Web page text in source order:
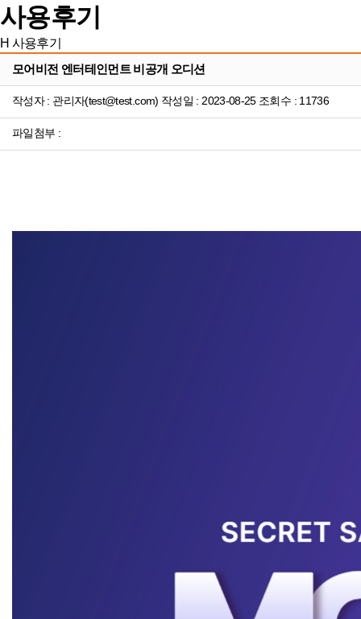
사용후기
H 사용후기
모어비전 엔터테인먼트 비공개 오디션
작성자 : 관리자(test@test.com) 작성일 : 2023-08-25 조회수 : 11736
파일첨부 :